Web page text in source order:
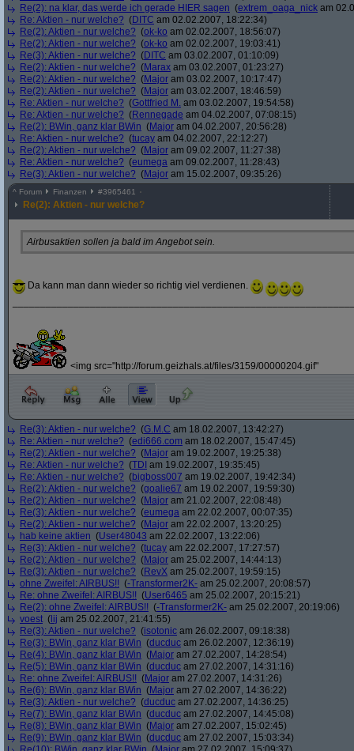
Re(2): na klar, das werde ich gerade HIER sagen (extrem_oaga_nick am
Re: Aktien - nur welche? (DITC am 02.02.2007, 18:22:34)
Re(2): Aktien - nur welche? (ok-ko am 02.02.2007, 18:56:07)
Re(2): Aktien - nur welche? (ok-ko am 02.02.2007, 19:03:41)
Re(3): Aktien - nur welche? (DITC am 03.02.2007, 01:10:09)
Re(2): Aktien - nur welche? (Marax am 03.02.2007, 01:23:27)
Re(2): Aktien - nur welche? (Major am 03.02.2007, 10:17:47)
Re(2): Aktien - nur welche? (Major am 03.02.2007, 18:46:59)
Re: Aktien - nur welche? (Gottfried M. am 03.02.2007, 19:54:58)
Re: Aktien - nur welche? (Rennegade am 04.02.2007, 07:08:15)
Re(2): BWin, ganz klar BWin (Major am 04.02.2007, 20:56:28)
Re: Aktien - nur welche? (tucay am 04.02.2007, 22:12:27)
Re(2): Aktien - nur welche? (Major am 09.02.2007, 11:27:38)
Re: Aktien - nur welche? (eumega am 09.02.2007, 11:28:43)
Re(3): Aktien - nur welche? (Major am 15.02.2007, 09:35:26)
^ Forum Finanzen #3965461
Re(2): Aktien - nur welche?
Airbusaktien sollen ja bald im Angebot sein.
Da kann man dann wieder so richtig viel verdienen.
<img src="http://forum.geizhals.at/files/3159/00000204.gif"
Re(3): Aktien - nur welche? (G.M.C am 18.02.2007, 13:42:27)
Re: Aktien - nur welche? (edi666.com am 18.02.2007, 15:47:45)
Re(2): Aktien - nur welche? (Major am 19.02.2007, 19:25:38)
Re: Aktien - nur welche? (TDI am 19.02.2007, 19:35:45)
Re: Aktien - nur welche? (bigboss007 am 19.02.2007, 19:42:34)
Re(2): Aktien - nur welche? (goalie67 am 19.02.2007, 19:59:30)
Re(2): Aktien - nur welche? (Major am 21.02.2007, 22:08:48)
Re(3): Aktien - nur welche? (eumega am 22.02.2007, 00:07:35)
Re(2): Aktien - nur welche? (Major am 22.02.2007, 13:20:25)
hab keine aktien (User48043 am 22.02.2007, 13:22:06)
Re(3): Aktien - nur welche? (tucay am 22.02.2007, 17:27:57)
Re(2): Aktien - nur welche? (Major am 25.02.2007, 14:44:13)
Re(3): Aktien - nur welche? (RevX am 25.02.2007, 19:59:15)
ohne Zweifel: AIRBUS!! (-Transformer2K- am 25.02.2007, 20:08:57)
Re: ohne Zweifel: AIRBUS!! (User6465 am 25.02.2007, 20:15:21)
Re(2): ohne Zweifel: AIRBUS!! (-Transformer2K- am 25.02.2007, 20:19:06)
voest ( lij am 25.02.2007, 21:41:55)
Re(3): Aktien - nur welche? (isotonic am 26.02.2007, 09:18:38)
Re(3): BWin, ganz klar BWin (ducduc am 26.02.2007, 12:36:19)
Re(4): BWin, ganz klar BWin (Major am 27.02.2007, 14:28:54)
Re(5): BWin, ganz klar BWin (ducduc am 27.02.2007, 14:31:16)
Re: ohne Zweifel: AIRBUS!! (Major am 27.02.2007, 14:31:26)
Re(6): BWin, ganz klar BWin (Major am 27.02.2007, 14:36:22)
Re(3): Aktien - nur welche? (ducduc am 27.02.2007, 14:36:25)
Re(7): BWin, ganz klar BWin (ducduc am 27.02.2007, 14:45:08)
Re(8): BWin, ganz klar BWin (Major am 27.02.2007, 15:02:45)
Re(9): BWin, ganz klar BWin (ducduc am 27.02.2007, 15:03:34)